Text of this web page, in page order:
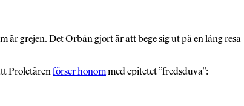
är grejen. Det Orbán gjort är att bege sig ut på en lång resa
Proletärenförser honommed epitetet ”fredsduva”: